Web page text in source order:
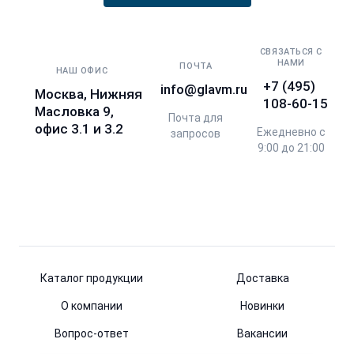
НАШ ОФИС
Москва, Нижняя
Масловка 9,
офис 3.1 и 3.2
ПОЧТА
info@glavm.ru
Почта для
запросов
СВЯЗАТЬСЯ С
НАМИ
+7 (495)
108-60-15
Ежедневно с
9:00 до 21:00
Каталог продукции Доставка
О компании Новинки
Вопрос-ответ Вакансии